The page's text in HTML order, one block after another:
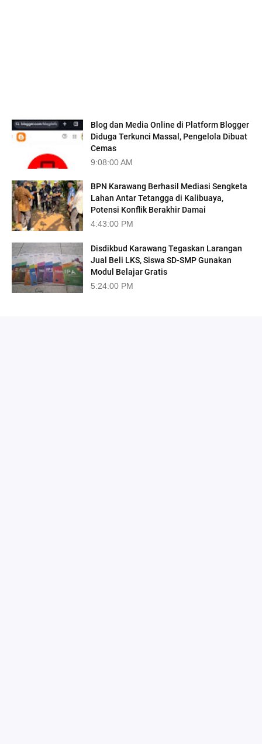
Blog dan Media Online di Platform Blogger
Diduga Terkunci Massal, Pengelola Dibuat
Cemas
9:08:00 AM
BPN Karawang Berhasil Mediasi Sengketa
Lahan Antar Tetangga di Kalibuaya,
Potensi Konflik Berakhir Damai
4:43:00 PM
Disdikbud Karawang Tegaskan Larangan
Jual Beli LKS, Siswa SD-SMP Gunakan
Modul Belajar Gratis
5:24:00 PM